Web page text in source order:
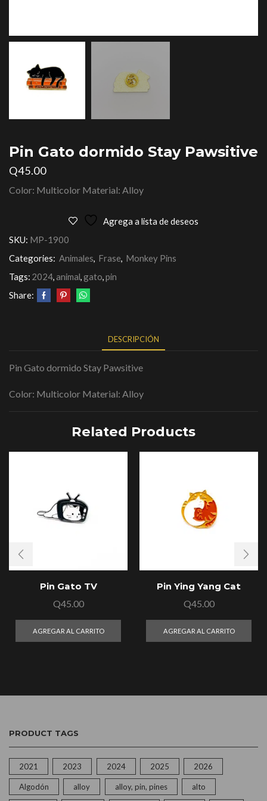
Pin Gato dormido Stay Pawsitive
Q45.00
Color: Multicolor Material: Alloy
Agrega a lista de deseos
SKU: MP-1900
Categories: Animales, Frase, Monkey Pins
Tags: 2024,animal,gato,pin
Share:
DESCRIPCIÓN
Pin Gato dormido Stay Pawsitive
Color: Multicolor Material: Alloy
Related Products
Pin Gato TV
Q45.00
AGREGAR AL CARRITO
Pin Ying Yang Cat
Q45.00
AGREGAR AL CARRITO
PRODUCT TAGS
2021 2023 2024 2025 2026
Algodón alloy alloy, pin, pines alto